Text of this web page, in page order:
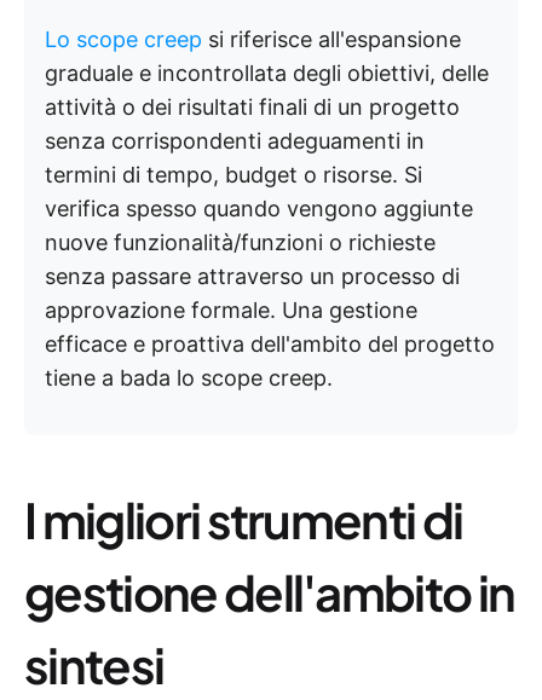
Lo scope creep si riferisce all'espansione
graduale e incontrollata degli obiettivi, delle
attività o dei risultati finali di un progetto
senza corrispondenti adeguamenti in
termini di tempo, budget o risorse. Si
verifica spesso quando vengono aggiunte
nuove funzionalità/funzioni o richieste
senza passare attraverso un processo di
approvazione formale. Una gestione
efficace e proattiva dell'ambito del progetto
tiene a bada lo scope creep.
I migliori strumenti di
gestione dell'ambito in
sintesi